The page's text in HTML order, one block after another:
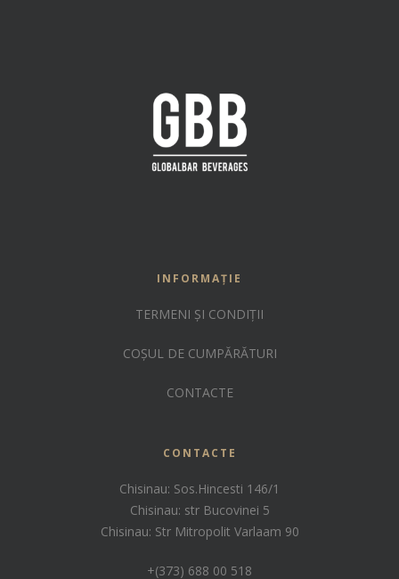
INFORMAȚIE
TERMENI ȘI CONDIȚII
COȘUL DE CUMPĂRĂTURI
CONTACTE
CONTACTE
Chisinau: Sos.Hincesti 146/1
Chisinau: str Bucovinei 5
Chisinau: Str Mitropolit Varlaam 90
+(373) 688 00 518